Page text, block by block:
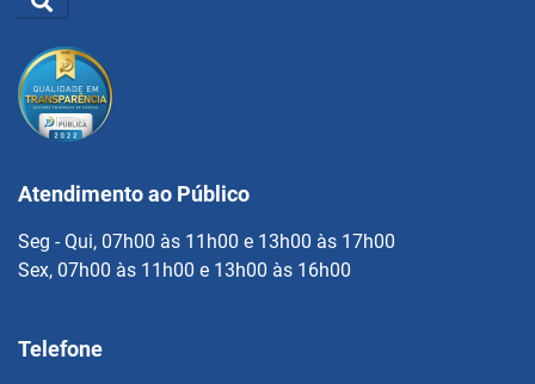
Atendimento ao Público
Seg - Qui, 07h00 às 11h00 e 13h00 às 17h00
Sex, 07h00 às 11h00 e 13h00 às 16h00
Telefone